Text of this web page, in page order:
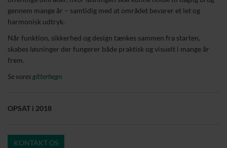
gennem mange år – samtidig med at området bevarer et let og
harmonisk udtryk.
Når funktion, sikkerhed og design tænkes sammen fra starten,
skabes løsninger der fungerer både praktisk og visuelt i mange år
frem.
Se vores gitterhegn
OPSAT i 2018
KONTAKT OS